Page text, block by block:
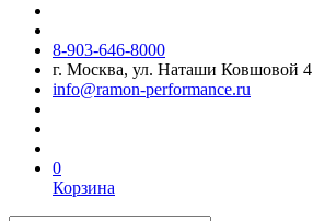
8-903-646-8000
г. Москва, ул. Наташи Ковшовой 4
info@ramon-performance.ru
0
Корзина